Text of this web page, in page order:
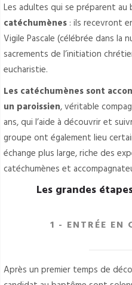
Les adultes qui se préparent
catéchumènes : ils recevront
Vigile Pascale (célébrée dans la
sacrements de l’initiation
eucharistie.
Les catéchumènes sont
un paroissien, véritable
ans, qui l’aide à découvrir et
groupe ont également lieu
échange plus large, riche des
catéchumènes et
Les grandes
1 - ENTRÉE EN
Après un premier temps de